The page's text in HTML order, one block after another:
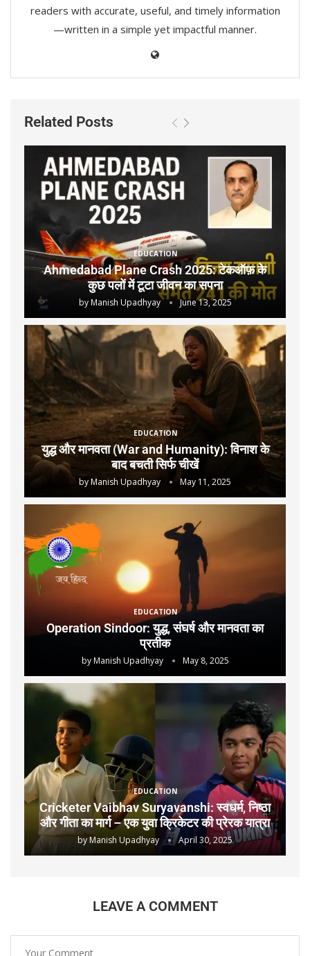
readers with accurate, useful, and timely information
—written in a simple yet impactful manner.
Related Posts
EDUCATION
Ahmedabad Plane Crash 2025: टेकऑफ़ के
कुछ पलों में टूटा जीवन का सपना
by Manish Upadhyay June 13, 2025
EDUCATION
युद्ध और मानवता (War and Humanity): विनाश के
बाद बचती सिर्फ चीखें
byManish Upadhyay May 11, 2025
EDUCATION
Operation Sindoor: युद्ध, संघर्ष और मानवता का
प्रतीक
byManish Upadhyay May 8, 2025
EDUCATION
Cricketer Vaibhav Suryavanshi: स्वधर्म, निष्ठा
और गीता का मार्ग – एक युवा क्रिकेटर की प्रेरक यात्रा
byManish Upadhyay April 30, 2025
LEAVE A COMMENT